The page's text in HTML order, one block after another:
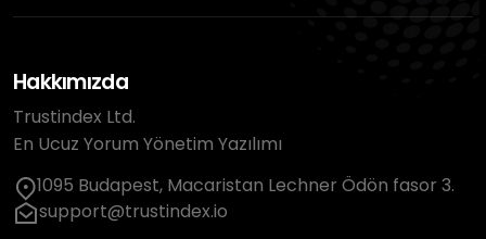
Hakkımızda
Trustindex Ltd.
En Ucuz Yorum Yönetim Yazılımı
1095 Budapest, Macaristan Lechner Ödön fasor 3.
support@trustindex.io